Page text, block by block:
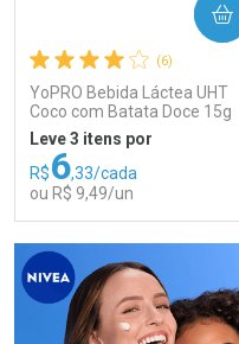
(6)
YoPRO Bebida Láctea UHT
Coco com Batata Doce 15g
de proteínas 250ml
Leve 3 itens por
R$6,33/cada
ou R$ 9,49/un
COMPRAR
Laboratório
Por Menos